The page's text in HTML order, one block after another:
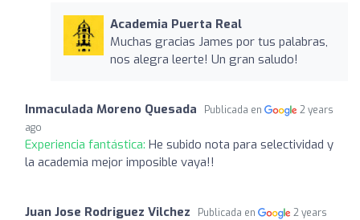
Academia Puerta Real
Muchas gracias James por tus palabras,
nos alegra leerte! Un gran saludo!
Inmaculada Moreno Quesada Publicada en
2 years
ago
Experiencia fantástica: He subido nota para selectividad y
la academia mejor imposible vaya!!
Juan Jose Rodriguez Vilchez Publicada en
2 years